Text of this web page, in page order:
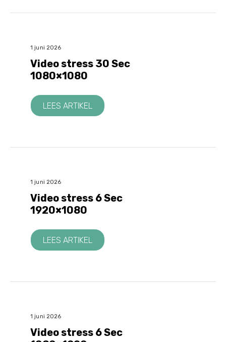
1 juni 2026
Video stress 30 Sec
1080×1080
LEES ARTIKEL
1 juni 2026
Video stress 6 Sec
1920×1080
LEES ARTIKEL
1 juni 2026
Video stress 6 Sec